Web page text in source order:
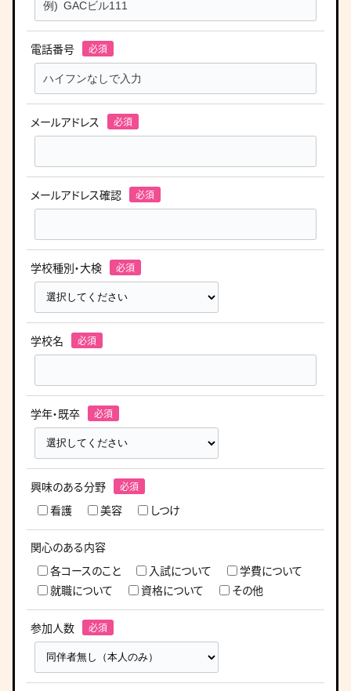
電話番号
メールアドレス
メールアドレス確認
学校種別・大検
学校名
学年・既卒
興味のある分野
看護
美容 しつけ
関心のある内容
各コースのこと
入試について
学費について
就職について
資格について その他
参加人数